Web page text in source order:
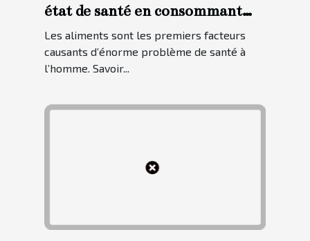
état de santé en consommant
des aliments sains ?
Les aliments sont les premiers facteurs
causants d’énorme problème de santé à
l’homme. Savoir...